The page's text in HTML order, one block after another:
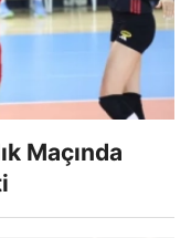
Maçında